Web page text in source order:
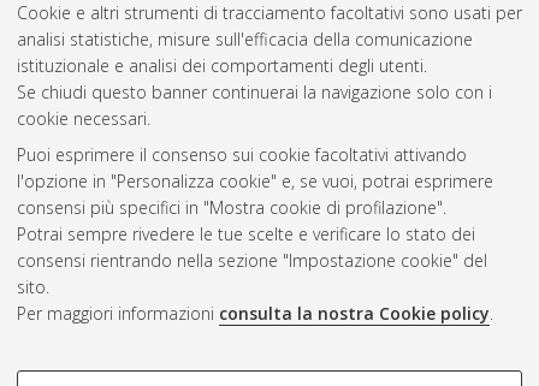
Cookie e altri strumenti di tracciamento facoltativi sono usati per
analisi statistiche, misure sull'efficacia della comunicazione
istituzionale e analisi dei comportamenti degli utenti.
Se chiudi questo banner continuerai la navigazione solo con i
cookie necessari.
Puoi esprimere il consenso sui cookie facoltativi attivando
l'opzione in "Personalizza cookie" e, se vuoi, potrai esprimere
consensi più specifici in "Mostra cookie di profilazione".
Potrai sempre rivedere le tue scelte e verificare lo stato dei
consensi rientrando nella sezione "Impostazione cookie" del
sito.
Per maggiori informazioni consulta la nostra Cookie policy.
COOKIE DI PROFILAZIONE -
Gestione del documento:
Atom
Rss 1.0
Rss 2.0
ISSN: 2038-7946
Impostazioni Cookie